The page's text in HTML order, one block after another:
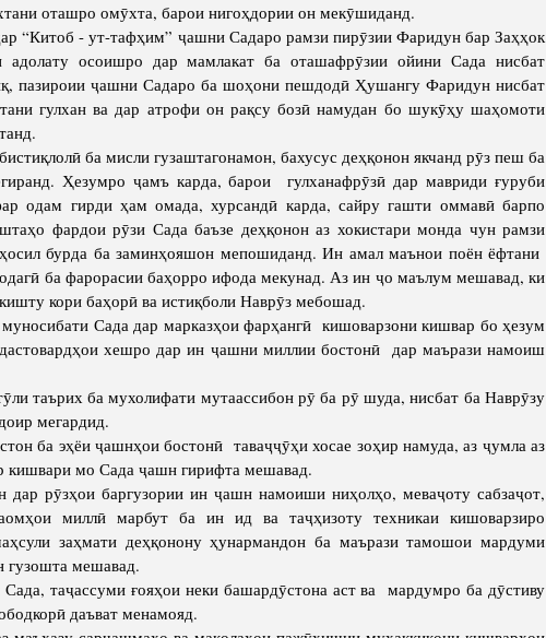
оташро омӯхта, барои нигоҳдории он мекӯшиданд.
“Китоб - ут-тафҳим” ҷашни Садаро рамзи пирӯзии Фаридун бар Заҳҳок
адолату осоишро дар мамлакат ба оташафрӯзии ойини Сада нисбат
пазироии ҷашни Садаро ба шоҳони пешдодӣ Ҳушангу Фаридун нисбат
гулхан ва дар атрофи он рақсу бозӣ намудан бо шукӯҳу шаҳомоти
ба мисли гузаштагонамон, бахусус деҳқонон якчанд рӯз пеш ба
Ҳезумро ҷамъ карда, барои гулханафрӯзӣ дар мавриди ғуруби
одам гирди ҳам омада, хурсандӣ карда, сайру гашти оммавӣ барпо
фардои рӯзи Сада баъзе деҳқонон аз хокистари монда чун рамзи
бурда ба заминҳояшон мепошиданд. Ин амал маънои поён ёфтани
ба фарорасии баҳорро ифода мекунад. Аз ин ҷо маълум мешавад, ки
кори баҳорӣ ва истиқболи Наврӯз мебошад.
Сада дар марказҳои фарҳангӣ кишоварзони кишвар бо ҳезум
хешро дар ин ҷашни миллии бостонӣ дар маърази намоиш
таърих ба мухолифати мутаассибон рӯ ба рӯ шуда, нисбат ба Наврӯзу
мегардид.
ба эҳёи ҷашнҳои бостонӣ таваҷҷӯҳи хосае зоҳир намуда, аз ҷумла аз
кишвари мо Сада ҷашн гирифта мешавад.
дар рӯзҳои баргузории ин ҷашн намоиши ниҳолҳо, меваҷоту сабзаҷот,
миллӣ марбут ба ин ид ва таҷҳизоту техникаи кишоварзиро
заҳмати деҳқонону ҳунармандон ба маърази тамошои мардуми
гузошта мешавад.
таҷассуми ғояҳои неки башардӯстона аст ва мардумро ба дӯстиву
даъват менамояд.